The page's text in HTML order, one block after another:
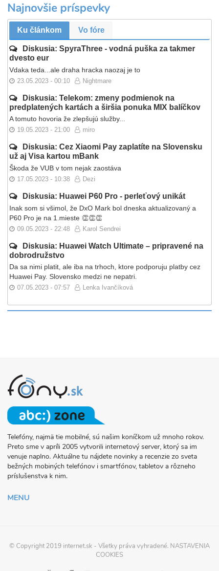
Najnovšie príspevky
Ku článkom Vo fóre
Diskusia: SpyraThree - vodná puška za takmer
dvesto eur
Vdaka teda...ale draha hracka naozaj je to
23.05.2023 - 00:10 Nightmare
Diskusia: Telekom: zmeny podmienok na
predplatených kartách a širšia ponuka MIX balíčkov
A tomuto hovoria že zlepšujú služby...
19.05.2023 - 21:00 miro
Diskusia: Cez Xiaomi Pay zaplatíte na Slovensku
už aj Visa kartou mBank
Škoda že VUB v tom nejak zaostáva
17.05.2023 - 10:38 Dezi
Diskusia: Huawei P60 Pro - perleťový unikát
Inak som si všimol, že DxO Mark bol dneska aktualizovaný a
P60 Pro je na 1.mieste 👏👏👏
09.05.2023 - 22:48 Karol Sendrei
Diskusia: Huawei Watch Ultimate – pripravené na
dobrodružstvo
Da sa nimi platit, ale iba na trhoch, ktore podporuju platby cez
Huawei Pay. Slovensko medzi ne nepatri.
07.05.2023 - 07:57 Lenka Ivančíková
O
PROJEKTE
FONY.SK
Telefóny, najmä tie mobilné, sú našim koníčkom už mnoho rokov.
Preto sme v apríli 2005 vytvorili internetový server, ktorý sa im
venuje naplno. Aktuálne tu nájdete novinky a recenzie zo sveta
bežných mobiných telefónov i smartfónov, tabletov a rôzneho
príslušenstva k nim.
MENU
© Copyright 2019 internet.sk - Všetky práva vyhradené. NASTAVENIA
COOKIES